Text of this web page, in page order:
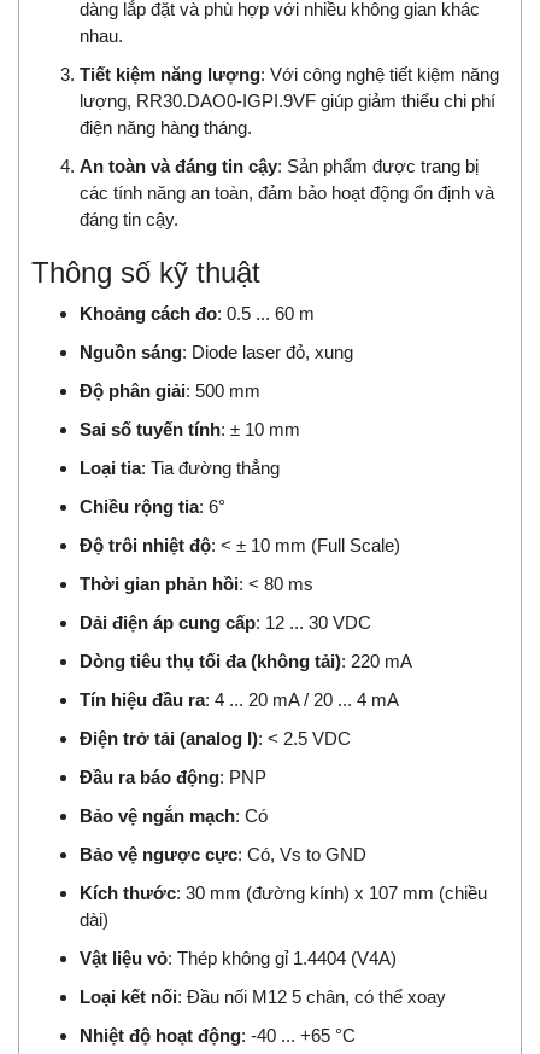
dàng lắp đặt và phù hợp với nhiều không gian khác
nhau.
Tiết kiệm năng lượng: Với công nghệ tiết kiệm năng
lượng, RR30.DAO0-IGPI.9VF giúp giảm thiểu chi phí
điện năng hàng tháng.
An toàn và đáng tin cậy: Sản phẩm được trang bị
các tính năng an toàn, đảm bảo hoạt động ổn định và
đáng tin cậy.
Thông số kỹ thuật
Khoảng cách đo: 0.5 ... 60 m
Nguồn sáng: Diode laser đỏ, xung
Độ phân giải: 500 mm
Sai số tuyến tính: ± 10 mm
Loại tia: Tia đường thẳng
Chiều rộng tia: 6°
Độ trôi nhiệt độ: < ± 10 mm (Full Scale)
Thời gian phản hồi: < 80 ms
Dải điện áp cung cấp: 12 ... 30 VDC
Dòng tiêu thụ tối đa (không tải): 220 mA
Tín hiệu đầu ra: 4 ... 20 mA / 20 ... 4 mA
Điện trở tải (analog I): < 2.5 VDC
Đầu ra báo động: PNP
Bảo vệ ngắn mạch: Có
Bảo vệ ngược cực: Có, Vs to GND
Kích thước: 30 mm (đường kính) x 107 mm (chiều
dài)
Vật liệu vỏ: Thép không gỉ 1.4404 (V4A)
Loại kết nối: Đầu nối M12 5 chân, có thể xoay
Nhiệt độ hoạt động: -40 ... +65 °C